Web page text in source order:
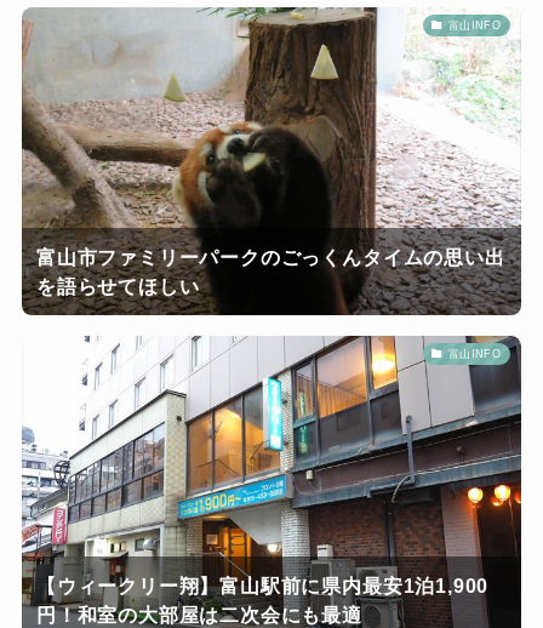
富山INFO
富山市ファミリーパークのごっくんタイムの思い出
を語らせてほしい
富山INFO
【ウィークリー翔】富山駅前に県内最安1泊1,900
円！和室の大部屋は二次会にも最適